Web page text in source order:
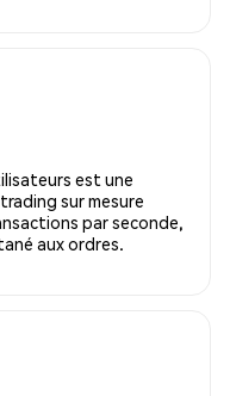
est une
sur mesure
par seconde,
aux ordres.